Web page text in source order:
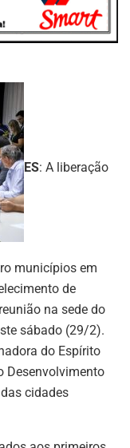
ES: A liberação
municípios em
de
na sede do
sábado (29/2).
do Espírito
Desenvolvimento
cidades